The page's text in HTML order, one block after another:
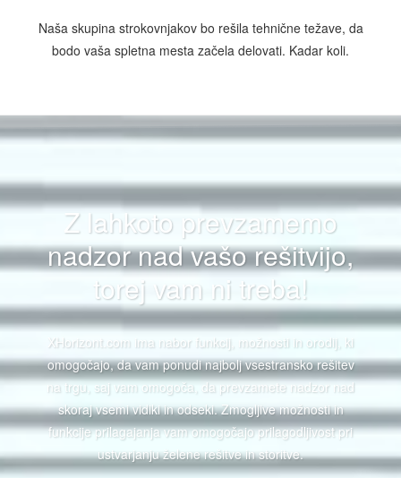
Naša skupina strokovnjakov bo rešila tehnične težave, da
bodo vaša spletna mesta začela delovati. Kadar koli.
Z lahkoto prevzamemo
nadzor nad vašo rešitvijo,
torej vam ni treba!
XHorizont.com ima nabor funkcij, možnosti in orodij, ki
omogočajo, da vam ponudi najbolj vsestransko rešitev
na trgu, saj vam omogoča, da prevzamete nadzor nad
skoraj vsemi vidiki in odseki. Zmogljive možnosti in
funkcije prilagajanja vam omogočajo prilagodljivost pri
ustvarjanju želene rešitve in storitve.